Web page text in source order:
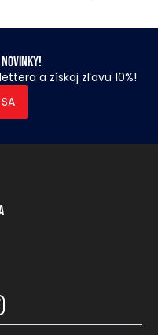
a získaj zľavu 10%!